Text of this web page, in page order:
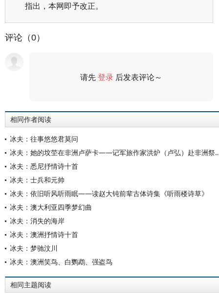
指出，本网即予改正。
评论（0）
请先登录 后发表评论～
相同作者阅读
冰夫：往事悠悠君莫问
冰夫：她的坟茔在非洲卢萨卡
冰夫：悉尼抒情诗十首
冰夫：士兵和元帅
冰夫：依旧听风听雨眠——读赵大钝前辈古体诗集《听雨楼诗草》
冰夫：澳大利亚四季梦幻曲
冰夫：消失的海岸
冰夫：澳洲抒情诗十首
冰夫：梦驰汶川
冰夫：澳洲笑鸟、白鹦鹉、强盗鸟
相同主题阅读